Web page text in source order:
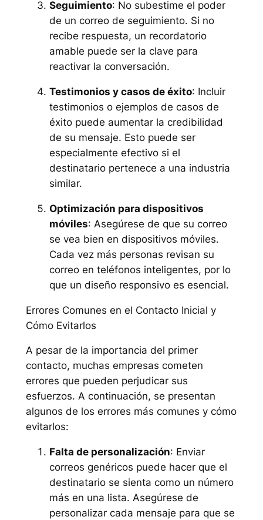
Seguimiento: No subestime el poder
de un correo de seguimiento. Si no
recibe respuesta, un recordatorio
amable puede ser la clave para
reactivar la conversación.
Testimonios y casos de éxito: Incluir
testimonios o ejemplos de casos de
éxito puede aumentar la credibilidad
de su mensaje. Esto puede ser
especialmente efectivo si el
destinatario pertenece a una industria
similar.
Optimización para dispositivos
móviles: Asegúrese de que su correo
se vea bien en dispositivos móviles.
Cada vez más personas revisan su
correo en teléfonos inteligentes, por lo
que un diseño responsivo es esencial.
Errores Comunes en el Contacto Inicial y
Cómo Evitarlos
A pesar de la importancia del primer
contacto, muchas empresas cometen
errores que pueden perjudicar sus
esfuerzos. A continuación, se presentan
algunos de los errores más comunes y cómo
evitarlos:
Falta de personalización: Enviar
correos genéricos puede hacer que el
destinatario se sienta como un número
más en una lista. Asegúrese de
personalizar cada mensaje para que se